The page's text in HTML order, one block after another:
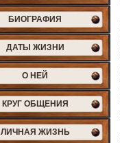
БИОГРАФИЯ
ДАТЫ ЖИЗНИ
О НЕЙ
КРУГ ОБЩЕНИЯ
ЛИЧНАЯ ЖИЗНЬ